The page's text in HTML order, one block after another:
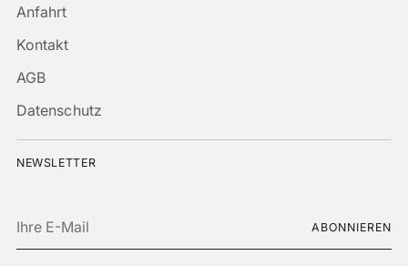
Anfahrt
Kontakt
AGB
Datenschutz
NEWSLETTER
E-
ABONNIEREN